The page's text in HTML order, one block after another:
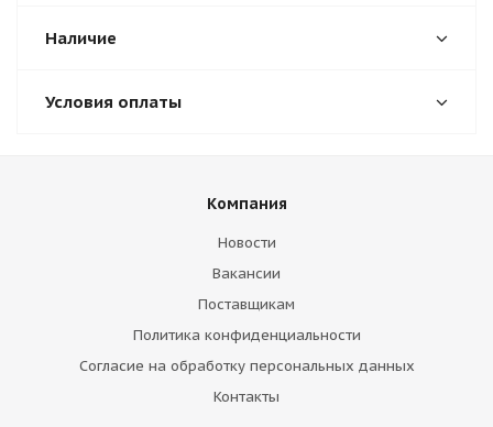
Наличие
Условия оплаты
Компания
Новости
Вакансии
Поставщикам
Политика конфиденциальности
Согласие на обработку персональных данных
Контакты